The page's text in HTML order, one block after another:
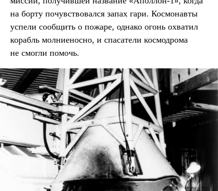
на борту почувствовался запах гари. Космонавты
успели сообщить о пожаре, однако огонь охватил
корабль молниеносно, и спасатели космодрома
не смогли помочь.